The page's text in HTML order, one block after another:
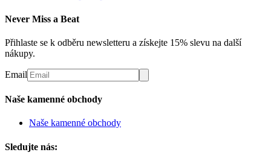
Never Miss a Beat
Přihlaste se k odběru newsletteru a získejte 15% slevu na další
nákupy.
Email
Naše kamenné obchody
Naše kamenné obchody
Sledujte nás: